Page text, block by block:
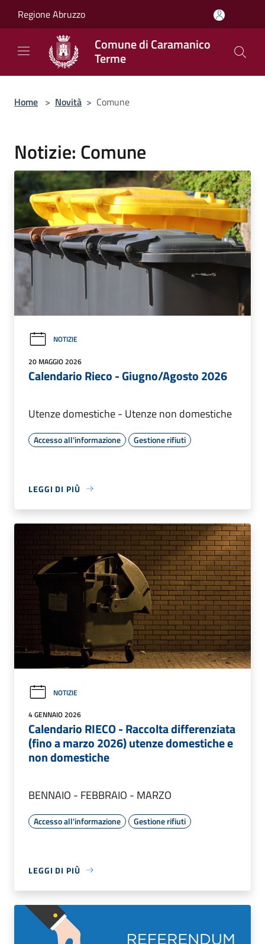
Regione Abruzzo
Comune di Caramanico
Terme
Home > Novità > Comune
Notizie: Comune
NOTIZIE
20 MAGGIO 2026
Calendario Rieco - Giugno/Agosto 2026
Utenze domestiche - Utenze non domestiche
Accesso all'informazione Gestione rifiuti
LEGGI DI PIÙ
NOTIZIE
4 GENNAIO 2026
Calendario RIECO - Raccolta differenziata
(fino a marzo 2026) utenze domestiche e
non domestiche
BENNAIO - FEBBRAIO - MARZO
Accesso all'informazione Gestione rifiuti
LEGGI DI PIÙ